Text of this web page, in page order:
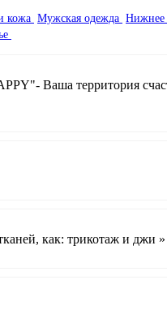
кожа Мужская одежда Нижнее
Ваша территория
как: трикотаж и джи »